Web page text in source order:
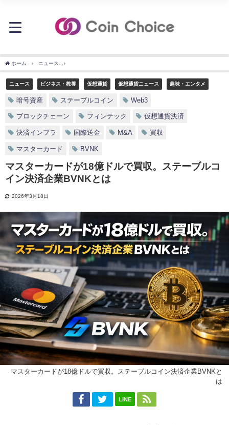
ホーム ニュース
ニュース ビジネス・教養 仮想通貨 仮想通貨ニュース 趣味・エンタメ
暗号資産 ステーブルコイン Web3
ブロックチェーン フィンテック 仮想通貨決済
決済インフラ 国際送金 M&A 買収
マスターカード BVNK
マスターカードが18億ドルで買収。ステーブルコ
イン決済企業BVNKとは
2026年3月18日
マスターカードが18億ドルで買収。ステーブルコイン決済企業BVNKと
は
LINE